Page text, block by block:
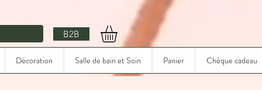
B2B
Décoration Salle de bain et Soin Panier Chèque cadeau